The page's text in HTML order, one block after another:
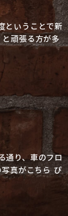
ということで新
頑張る方が多
通り、車のフロ
真がこちら ぴ